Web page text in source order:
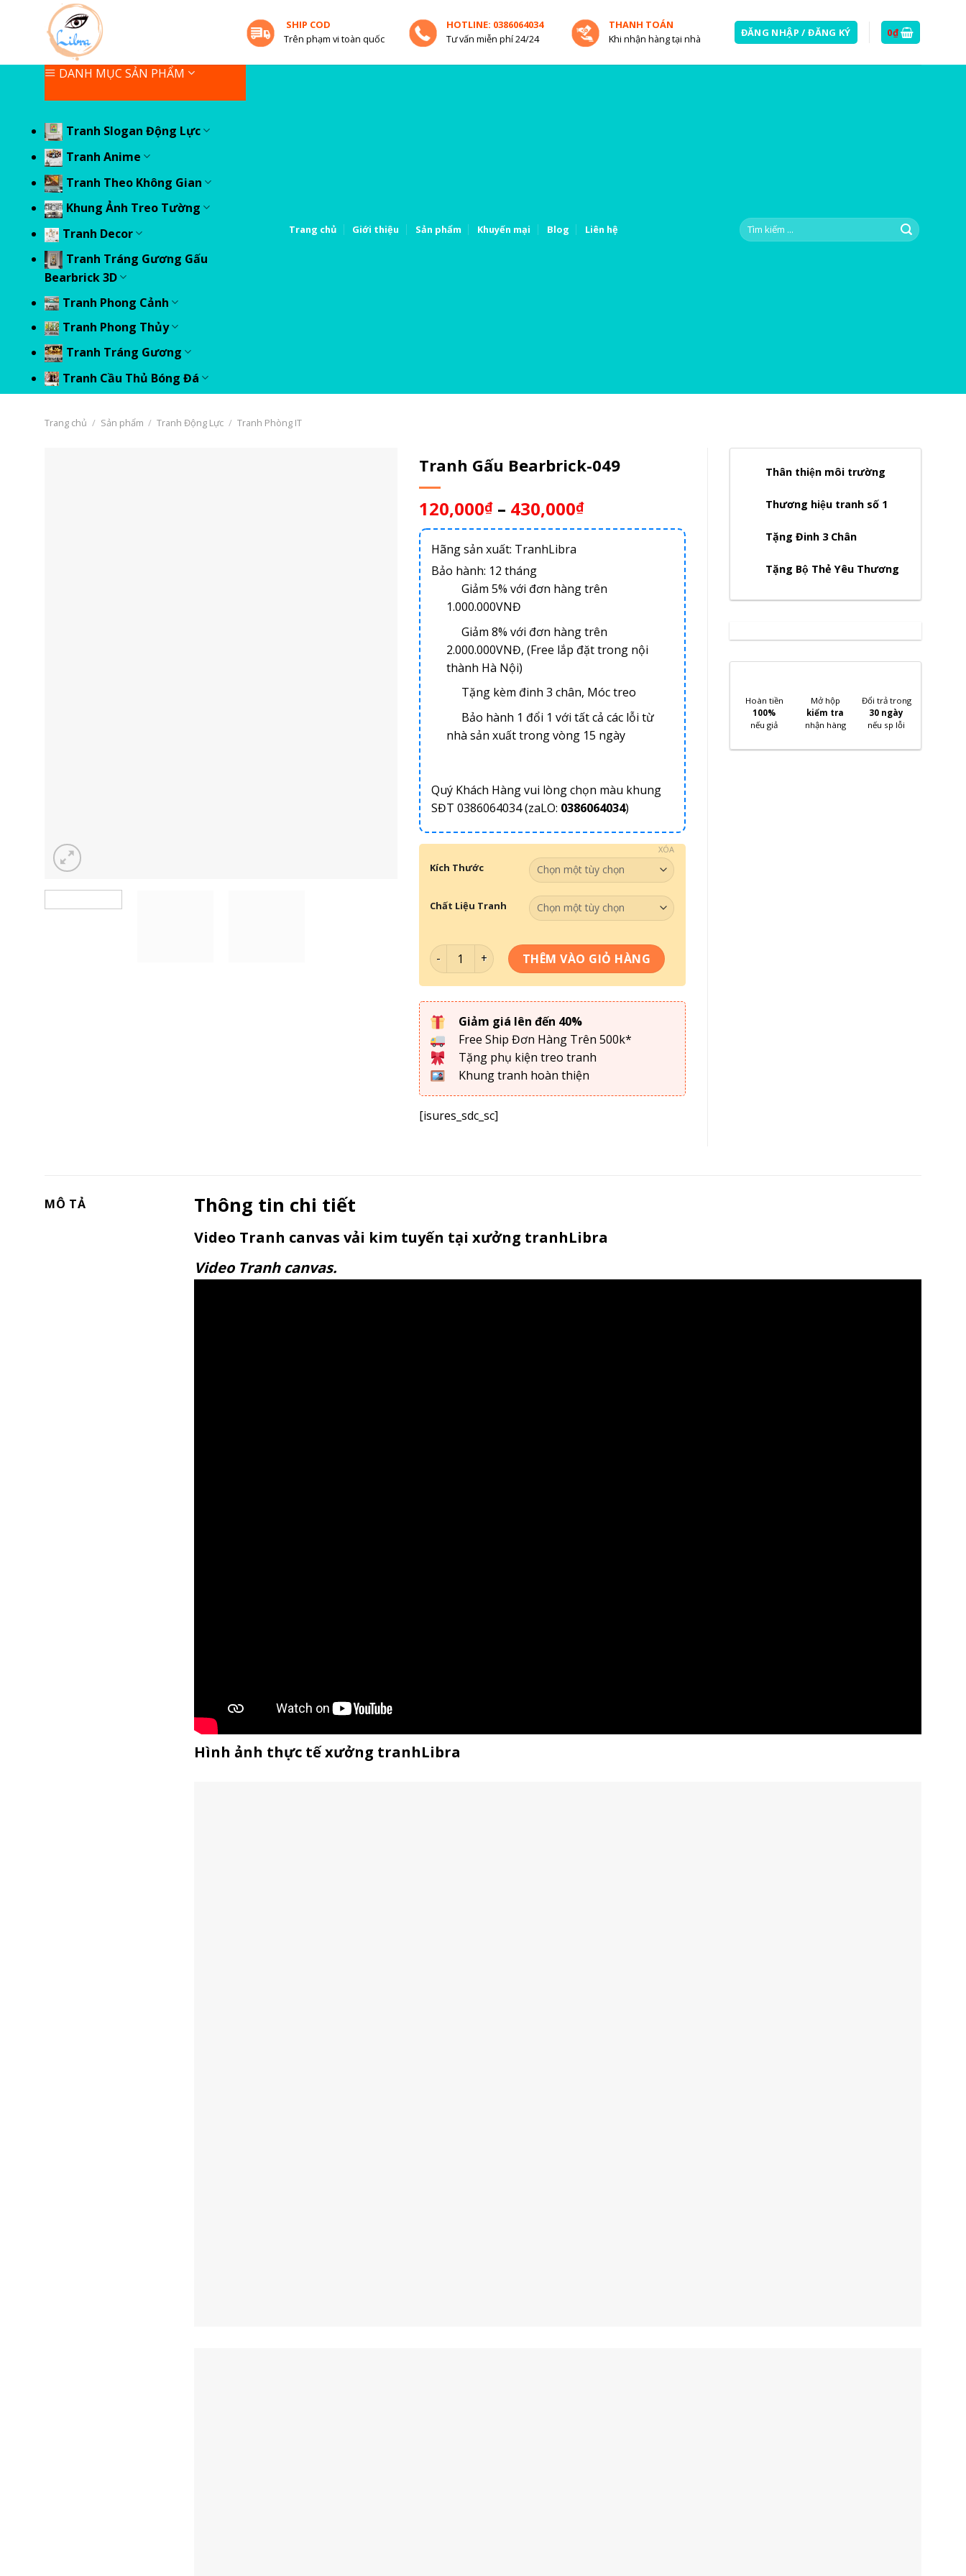
SHIP COD
Trên phạm vi toàn quốc
HOTLINE: 0386064034
Tư vấn miễn phí 24/24
THANH TOÁN
Khi nhận hàng tại nhà
ĐĂNG NHẬP / ĐĂNG KÝ 0₫
DANH MỤC SẢN PHẨM
Tranh Slogan Động Lực
Tranh Anime
Tranh Theo Không Gian
Khung Ảnh Treo Tường
Tranh Decor
Tranh Tráng Gương Gấu
Bearbrick 3D
Tranh Phong Cảnh
Tranh Phong Thủy
Tranh Tráng Gương
Tranh Cầu Thủ Bóng Đá
Trang chủ Giới thiệu Sản phẩm Khuyến mại Blog Liên hệ
Tìm
kiếm:
Trang chủ / Sản phẩm / Tranh Động Lực / Tranh Phòng IT
Tranh Gấu Bearbrick-049
120,000₫– 430,000₫
Hãng sản xuất: TranhLibra
Bảo hành: 12 tháng
Giảm 5% với đơn hàng trên
1.000.000VNĐ
Giảm 8% với đơn hàng trên
2.000.000VNĐ, (Free lắp đặt trong nội
thành Hà Nội)
Tặng kèm đinh 3 chân, Móc treo
Bảo hành 1 đổi 1 với tất cả các lỗi từ
nhà sản xuất trong vòng 15 ngày
Quý Khách Hàng vui lòng chọn màu khung
SĐT 0386064034 (zaLO: 0386064034)
Kích Thước
Chất Liệu Tranh
XÓA
Tranh Gấu Bearbrick-049 số lượng
THÊM VÀO GIỎ HÀNG
Giảm giá lên đến 40%
Free Ship Đơn Hàng Trên 500k*
Tặng phụ kiện treo tranh
Khung tranh hoàn thiện
[isures_sdc_sc]
Thân thiện môi trường
Thương hiệu tranh số 1
Tặng Đinh 3 Chân
Tặng Bộ Thẻ Yêu Thương
Hoàn tiền
100%
nếu giả
Mở hộp
kiểm tra
nhận hàng
Đổi trả trong
30 ngày
nếu sp lỗi
MÔ TẢ Thông tin chi tiết
Video Tranh canvas vải kim tuyến tại xưởng tranhLibra
Video Tranh canvas.
Hình ảnh thực tế xưởng tranhLibra